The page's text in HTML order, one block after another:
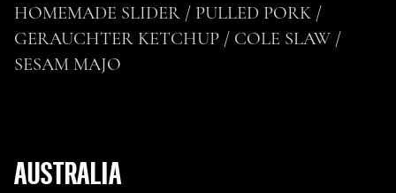
MENÜVORSCHLAG:
HOMEMADE SLIDER / PULLED PORK /
GERAUCHTER KETCHUP / COLE SLAW /
SESAM MAJO
AUSTRALIA